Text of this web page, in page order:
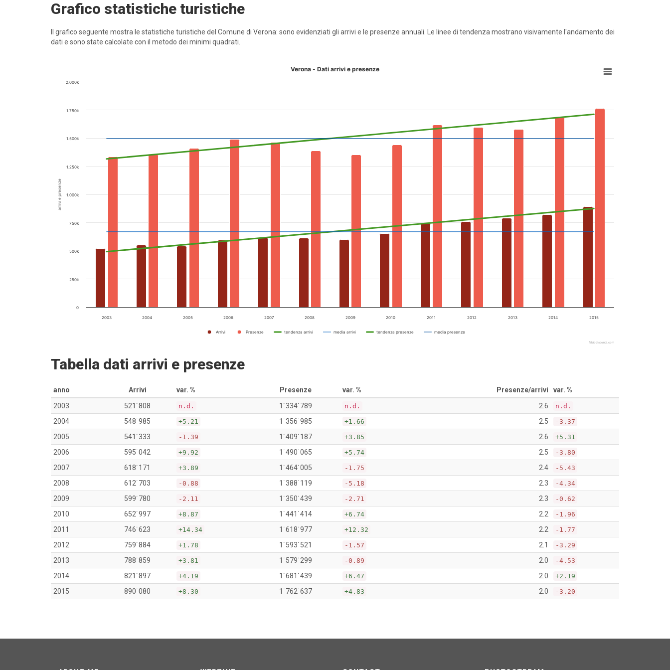
Grafico statistiche turistiche
Il grafico seguente mostra le statistiche turistiche del Comune di Verona: sono evidenziati gli arrivi e le presenze annuali. Le linee di tendenza mostrano visivamente l'andamento dei
dati e sono state calcolate con il metodo dei minimi quadrati.
arrivi e presenze
Verona - Dati arrivi e presenze
Arrivi Presenze tendenza arrivi media arrivi tendenza presenze media presenze
2003 2004 2005 2006 2007 2008 2009 2010 2011 2012 2013 2014 2015
0
250k
500k
750k
1.000k
1.250k
1.500k
1.750k
2.000k
fabiodisconzi.com
Tabella dati arrivi e presenze
anno Arrivi var. % Presenze var. % Presenze/arrivi
var. %
2003
521˙808 n.d. 1˙334˙789 n.d. 2.6 n.d.
2004 548˙985 +5.21 1˙356˙985 +1.66 2.5 -3.37
2005 541˙333 -1.39 1˙409˙187 +3.85 2.6 +5.31
2006 595˙042 +9.92 1˙490˙065 +5.74 2.5 -3.80
2007 618˙171 +3.89 1˙464˙005 -1.75 2.4 -5.43
2008 612˙703 -0.88 1˙388˙119 -5.18 2.3 -4.34
2009 599˙780 -2.11 1˙350˙439 -2.71 2.3 -0.62
2010 652˙997 +8.87 1˙441˙414 +6.74 2.2 -1.96
2011 746˙623 +14.34 1˙618˙977 +12.32 2.2 -1.77
2012 759˙884 +1.78 1˙593˙521 -1.57 2.1 -3.29
2013 788˙859 +3.81 1˙579˙299 -0.89 2.0 -4.53
2014 821˙897 +4.19 1˙681˙439 +6.47 2.0 +2.19
2015 890˙080 +8.30 1˙762˙637 +4.83 2.0 -3.20